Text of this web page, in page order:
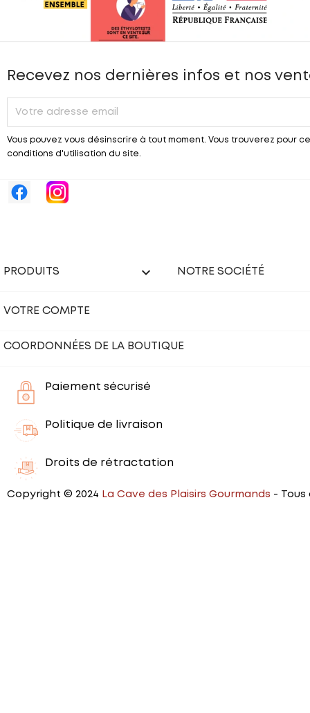
Recevez nos dernières infos et nos
Vous pouvez vous désinscrire à tout moment. Vous trouverez pour
conditions d'utilisation du site.
PRODUITS  NOTRE SOCIÉTÉ
VOTRE COMPTE
COORDONNÉES DE LA BOUTIQUE
Paiement sécurisé
Politique de livraison
Droits de rétractation
Copyright © 2024 La Cave des Plaisirs Gourmands - Tous